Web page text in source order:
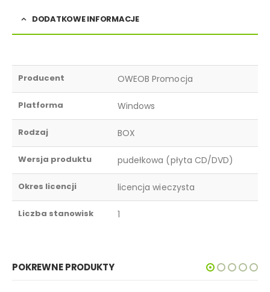
DODATKOWE INFORMACJE
Producent OWEOB Promocja
Platforma Windows
Rodzaj BOX
Wersja produktu pudełkowa (płyta CD/DVD)
Okres licencji licencja wieczysta
Liczba stanowisk 1
POKREWNE PRODUKTY